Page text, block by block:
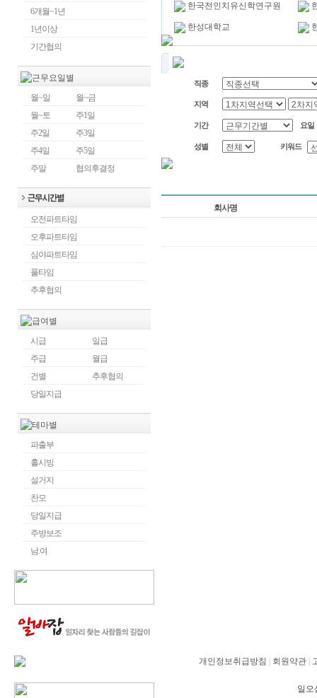
6개월~1년
1년이상
기간협의
월~일
월~금
월~토
주1일
주2일
주3일
주4일
주5일
주말
협의후결정
오전파트타임
오후파트타임
심야파트타임
풀타임
추후협의
시급
일급
주급
월급
건별
추후협의
당일지급
파출부
홀시빙
설거지
찬모
당일지급
주방보조
남.여
한국전인치유신학연구원
한성대학교
직종
지역
기간 요일
성별 키워드
회사명
개인정보취급방침 회원약관|
일